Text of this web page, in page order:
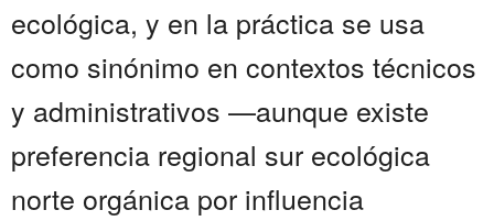
ecológica, y en la práctica se usa
como sinónimo en contextos técnicos
y administrativos —aunque existe
preferencia regional sur ecológica
norte orgánica por influencia